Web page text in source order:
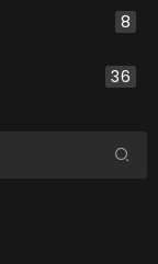
8
36